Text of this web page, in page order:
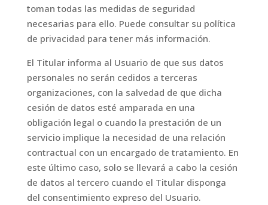
toman todas las medidas de seguridad
necesarias para ello. Puede consultar su política
de privacidad para tener más información.
El Titular informa al Usuario de que sus datos
personales no serán cedidos a terceras
organizaciones, con la salvedad de que dicha
cesión de datos esté amparada en una
obligación legal o cuando la prestación de un
servicio implique la necesidad de una relación
contractual con un encargado de tratamiento. En
este último caso, solo se llevará a cabo la cesión
de datos al tercero cuando el Titular disponga
del consentimiento expreso del Usuario.